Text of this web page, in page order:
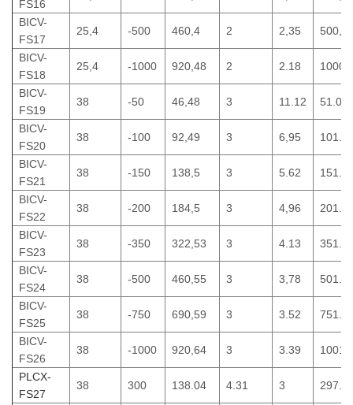
FS16
BICV-
FS17
25,4 -500 460,4 2 2,35
BICV-
FS18
25,4 -1000 920,48 2 2.18
BICV-
FS19
38 -50 46,48 3 11.12 51.02
BICV-
FS20
38 -100 92,49 3 6,95
BICV-
FS21
38 -150 138,5 3 5.62
BICV-
FS22
38 -200 184,5 3 4,96
BICV-
FS23
38 -350 322,53 3 4.13
BICV-
FS24
38 -500 460,55 3 3,78
BICV-
FS25
38 -750 690,59 3 3.52
BICV-
FS26
38 -1000 920,64 3 3.39
PLCX-
FS27
38 300 138.04 4.31 3